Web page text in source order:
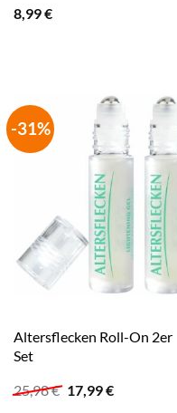
8,99€
-31%
Altersflecken Roll-On 2er
Set
25,98€ Ursprünglicher
Preis
17,99€Aktueller